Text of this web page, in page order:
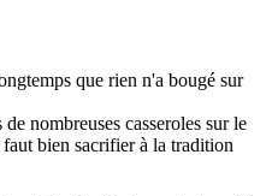
que rien n'a bougé sur
nombreuses casseroles sur le
bien sacrifier à la tradition